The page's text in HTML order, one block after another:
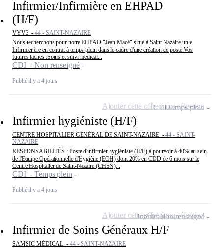
Infirmier/Infirmière en EHPAD
(H/F)
VYV3 - 44 - SAINT-NAZAIRE
Nous recherchons pour notre EHPAD "Jean Macé" situé à Saint Nazaire un.e
Infirmier.ère en contrat à temps plein dans le cadre d'une création de poste.Vos
futures tâches :Soins et suivi médical...
CDI - Non renseigné
Publié il y a 4 jours
Infirmier hygiéniste (H/F)
CENTRE HOSPITALIER GÉNÉRAL DE SAINT-NAZAIRE - 44 - SAINT-
NAZAIRE
RESPONSABILITÉS : Poste d'infirmier hygiéniste (H/F) à pourvoir à 40% au sein
de l'Equipe Opérationnelle d'Hygiène (EOH) dont 20% en CDD de 6 mois sur le
Centre Hospitalier de Saint-Nazaire (CHSN)...
CDI - Temps plein
Publié il y a 4 jours
CDITemps plein
Ajouter cette offre à ma sélection
Infirmier de Soins Généraux H/F
SAMSIC MÉDICAL - 44 - SAINT-NAZAIRE
IntérimNon renseigné
Ajouter cette offre à ma sélection